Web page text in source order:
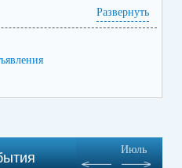
Развернуть
Июль